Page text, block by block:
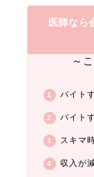
医師なら
～
バイト
バイト
スキマ
収入が